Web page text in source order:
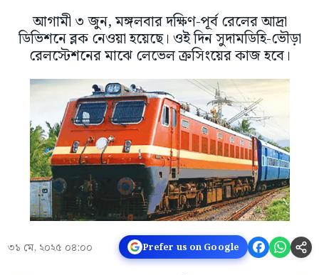
আগামী ৩ জুন, মঙ্গলবার দক্ষিণ-পূর্ব রেলের আদ্রা
ডিভিশনে ব্লক নেওয়া হয়েছে। ওই দিন সুদামডিহি-ভৌড়া
রেলস্টেশনের মাঝে লেভেল ক্রসিংয়ের কাজ হবে।
৩১ মে, ২০২৫ ০৪:০০ Prefer us on Google